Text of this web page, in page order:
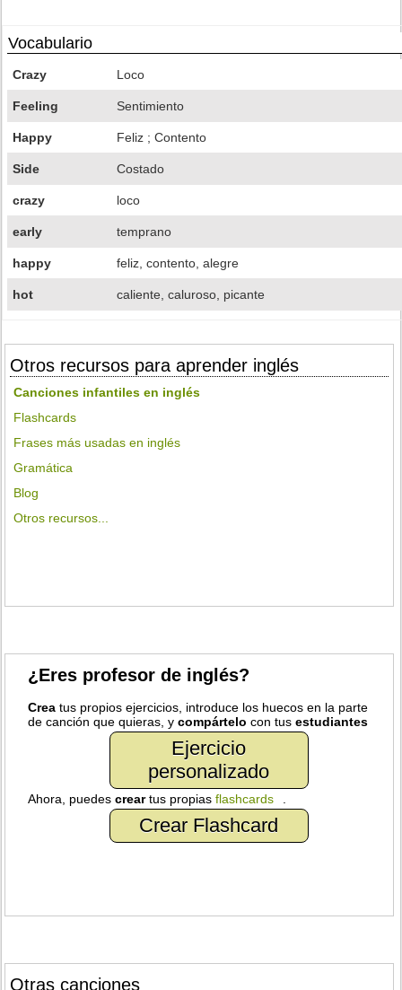
Vocabulario
Crazy Loco
Feeling Sentimiento
Happy Feliz ; Contento
Side Costado
crazy loco
early temprano
happy feliz, contento, alegre
hot caliente, caluroso, picante
Otros recursos para aprender inglés
Canciones infantiles en inglés
Flashcards
Frases más usadas en inglés
Gramática
Blog
Otros recursos...
¿Eres profesor de inglés?
Crea tus propios ejercicios, introduce los huecos en la parte
de canción que quieras, ycompártelo con tusestudiantes
Ejercicio
personalizado
Ahora, puedescreartus propiasflashcards
Crear Flashcard
Otras canciones